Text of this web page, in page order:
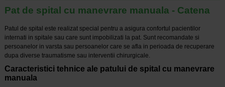
Pat de spital cu manevrare manuala - Catena
Patul de spital este realizat special pentru a asigura confortul pacientilor
internati in spitale sau care sunt impobilizati la pat. Sunt recomandate si
persoanelor in varsta sau persoanelor care se afla in perioada de recuperare
dupa diverse traumatisme sau interventii chirurgicale.
Caracteristici tehnice ale patului de spital cu manevrare
manuala